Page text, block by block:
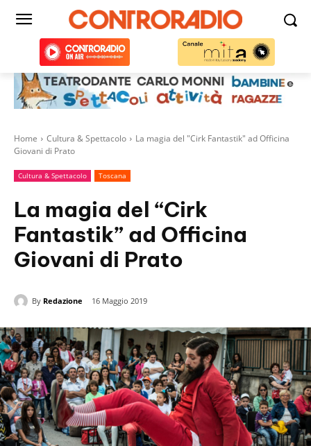
Home Cultura & Spettacolo
La magia del "Cirk Fantastik" ad Officina
Giovani di Prato
Cultura & Spettacolo Toscana
La magia del “Cirk
Fantastik” ad Officina
Giovani di Prato
By Redazione 16 Maggio 2019